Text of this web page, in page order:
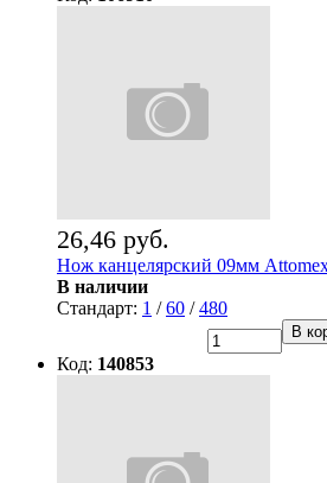
26,46 руб.
Нож канцелярский 09мм
В наличии
Стандарт: 1 /60 /480
В
Код: 140853